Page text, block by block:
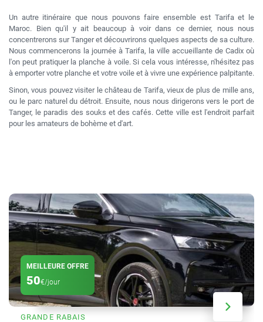
Un autre itinéraire que nous pouvons faire ensemble est Tarifa et le
Maroc. Bien qu'il y ait beaucoup à voir dans ce dernier, nous nous
concentrerons sur Tanger et découvrirons quelques aspects de sa culture.
Nous commencerons la journée à Tarifa, la ville accueillante de Cadix où
l'on peut pratiquer la planche à voile. Si cela vous intéresse, n'hésitez pas
à emporter votre planche et votre voile et à vivre une expérience palpitante.
Sinon, vous pouvez visiter le château de Tarifa, vieux de plus de mille ans,
ou le parc naturel du détroit. Ensuite, nous nous dirigerons vers le port de
Tanger, le paradis des souks et des cafés. Cette ville est l'endroit parfait
pour les amateurs de bohème et d'art.
MEILLEURE OFFRE
50€/jour
GRANDE RABAIS